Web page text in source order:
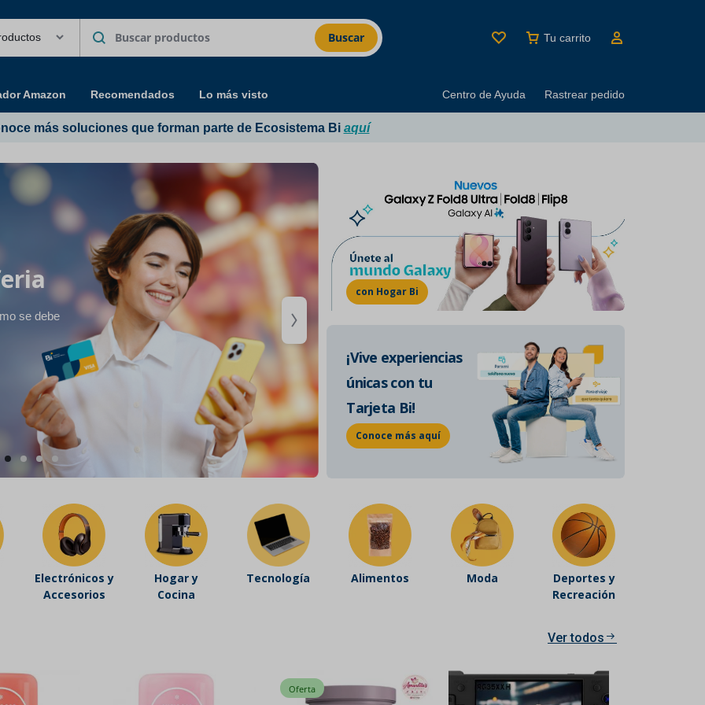
Buscar Tu carrito
Amazon Recomendados Lo más visto Centro de Ayuda Rastrear pedido
más soluciones que forman parte de Ecosistema Bi aquí
Los mejores productos
del buen beber
Marcas con décadas
de historia auténtica.
con Hogar Bi
¡Vive experiencias
únicas con tu
Tarjeta Bi!
Conoce más aquí
Electrónicos y
Accesorios
Hogar y
Cocina
Tecnología Alimentos Moda
Deportes y
Recreación
Ver todos